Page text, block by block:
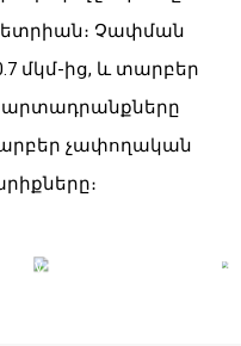
Չափման
մկմ-ից, և տարբեր
արտադրանքները
չափողական